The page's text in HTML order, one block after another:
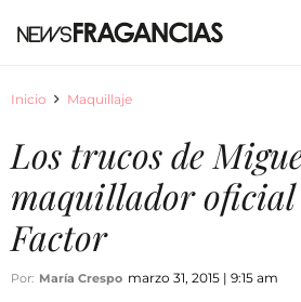
Inicio Maquillaje
Los trucos de
maquillador oficial
Factor
Por: María Crespo marzo 31, 2015 | 9:15 am